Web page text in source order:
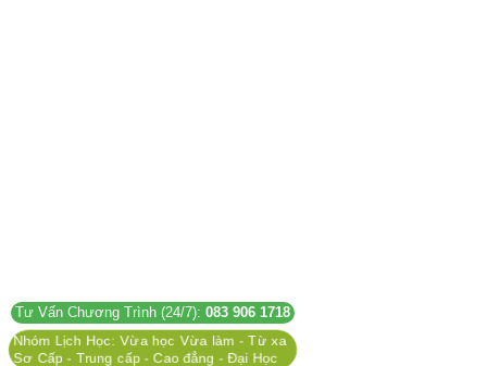
Tư Vấn Chương Trình (24/7): 083 906 1718
Nhóm Lịch Học: Vừa học Vừa làm - Từ xa
Sơ Cấp - Trung cấp - Cao đẳng - Đại Học